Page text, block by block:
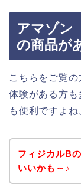
アマゾン
の商品が
こちらをご覧
体験がある方も
も便利ですよね
フィジカルB
いいかも～♪